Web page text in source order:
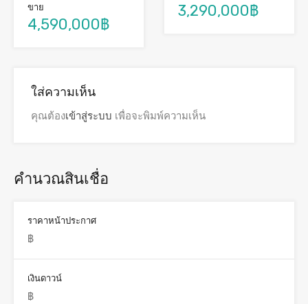
ขาย
4,590,000฿
3,290,000฿
ใส่ความเห็น
คุณต้องเข้าสู่ระบบ เพื่อจะพิมพ์ความเห็น
คำนวณสินเชื่อ
ราคาหน้าประกาศ
เงินดาวน์